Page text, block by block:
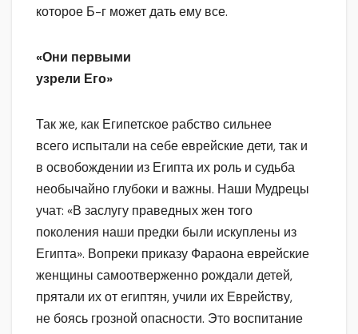
которое Б-г может дать ему все.
«Они первыми
узрели Его»
Так же, как Египетское рабство сильнее
всего испытали на себе еврейские дети, так и
в освобождении из Египта их роль и судьба
необычайно глубоки и важны. Наши Мудрецы
учат: «В заслугу праведных жен того
поколения наши предки были искуплены из
Египта». Вопреки приказу Фараона еврейские
женщины самоотверженно рождали детей,
прятали их от египтян, учили их Еврейству,
не боясь грозной опасности. Это воспитание